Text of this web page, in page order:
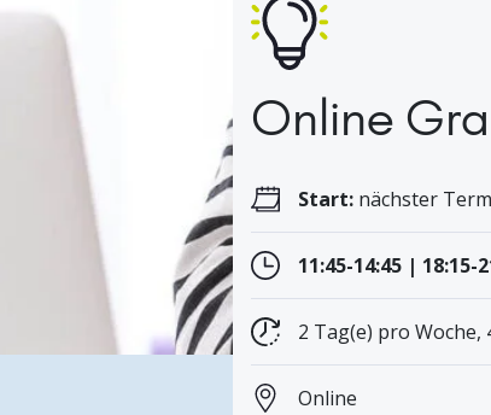
Online
Start:nächster
11:45-14:45 | 18:15-
2 Tag(e) pro
Online